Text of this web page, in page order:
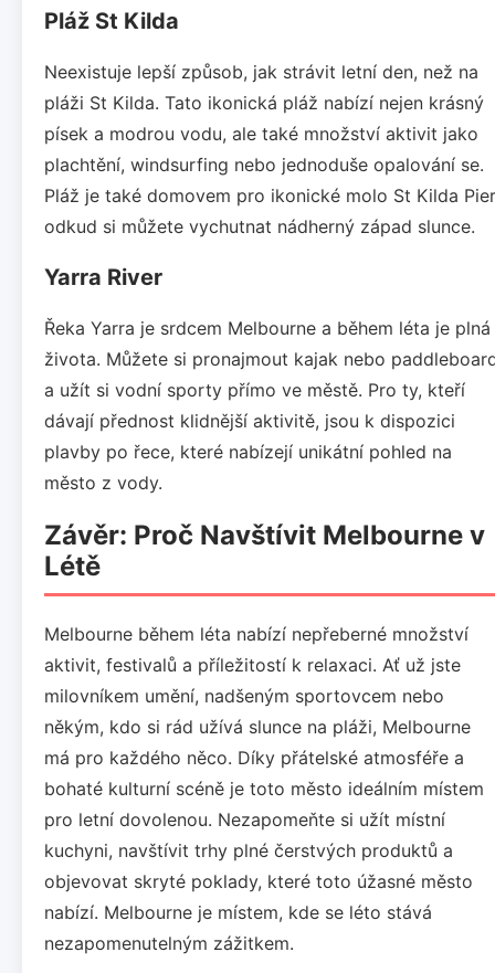
Pláž St Kilda
Neexistuje lepší způsob, jak strávit letní den, než na
pláži St Kilda. Tato ikonická pláž nabízí nejen krásný
písek a modrou vodu, ale také množství aktivit jako
plachtění, windsurfing nebo jednoduše opalování se.
Pláž je také domovem pro ikonické molo St Kilda
odkud si můžete vychutnat nádherný západ slunce.
Yarra River
Řeka Yarra je srdcem Melbourne a během léta je plná
života. Můžete si pronajmout kajak nebo
a užít si vodní sporty přímo ve městě. Pro ty, kteří
dávají přednost klidnější aktivitě, jsou k dispozici
plavby po řece, které nabízejí unikátní pohled na
město z vody.
Závěr: Proč Navštívit Melbourne v
Létě
Melbourne během léta nabízí nepřeberné množství
aktivit, festivalů a příležitostí k relaxaci. Ať už jste
milovníkem umění, nadšeným sportovcem nebo
někým, kdo si rád užívá slunce na pláži, Melbourne
má pro každého něco. Díky přátelské atmosféře a
bohaté kulturní scéně je toto město ideálním místem
pro letní dovolenou. Nezapomeňte si užít místní
kuchyni, navštívit trhy plné čerstvých produktů a
objevovat skryté poklady, které toto úžasné město
nabízí. Melbourne je místem, kde se léto stává
nezapomenutelným zážitkem.